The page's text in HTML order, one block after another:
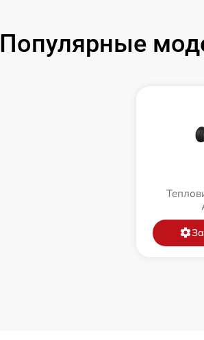
Популярные